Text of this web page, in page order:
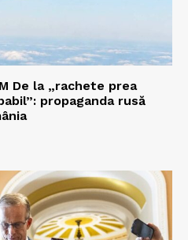
De la „rachete prea
propaganda rusă